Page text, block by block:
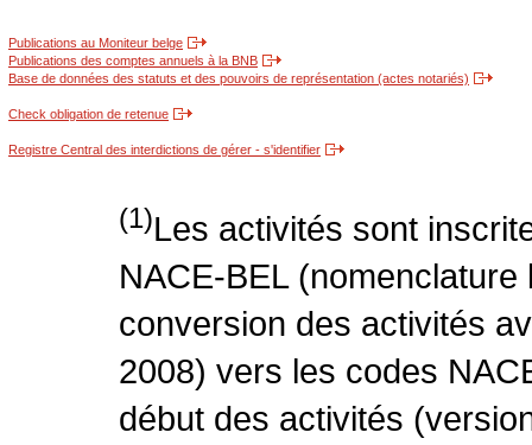
Publications au Moniteur belge
Publications des comptes annuels à la BNB
Base de données des statuts et des pouvoirs de représentation (actes notariés)
Check obligation de retenue
Registre Central des interdictions de gérer - s'identifier
(1)Les activités sont
NACE-BEL
conversion des activités
2008) vers les codes
début des activités